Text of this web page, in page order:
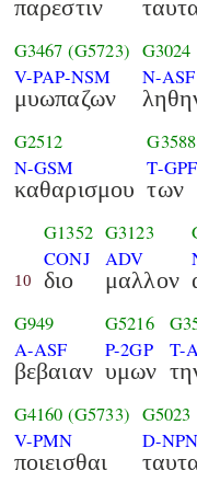
παρεστιν
G3467 (G5723)
V-PAP-NSM
μυωπαζων
G3024
N-ASF
G2512
N-GSM
καθαρισμου
G3588
T-GPF
των
10
G1352
CONJ
διο
G3123
ADV
μαλλον
G949
A-ASF
βεβαιαν
G5216
P-2GP
υμων
T-
G4160 (G5733)
V-PMN
ποιεισθαι
G5023
D-NPN